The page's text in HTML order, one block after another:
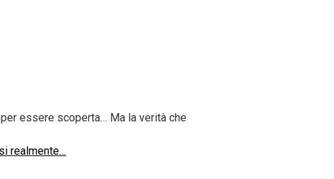
essere scoperta… Ma la verità che
realmente…